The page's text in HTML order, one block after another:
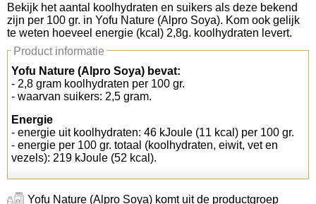
Koolhydraten tellen
Links
Bekijk het aantal koolhydraten en suikers als deze bekend
zijn per 100 gr. in Yofu Nature (Alpro Soya). Kom ook gelijk
te weten hoeveel energie (kcal) 2,8g. koolhydraten levert.
Product informatie
Yofu Nature (Alpro Soya) bevat:
- 2,8 gram koolhydraten per 100 gr.
- waarvan suikers: 2,5 gram.
Energie
- energie uit koolhydraten: 46 kJoule (11 kcal) per 100 gr.
- energie per 100 gr. totaal (koolhydraten, eiwit, vet en
vezels): 219 kJoule (52 kcal).
Yofu Nature (Alpro Soya) komt uit de productgroep